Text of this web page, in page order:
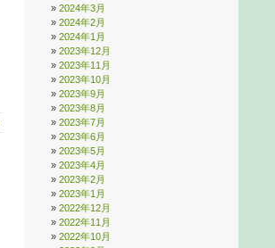
2024年3月
2024年2月
2024年1月
2023年12月
2023年11月
2023年10月
2023年9月
2023年8月
2023年7月
2023年6月
2023年5月
2023年4月
2023年2月
2023年1月
2022年12月
2022年11月
2022年10月